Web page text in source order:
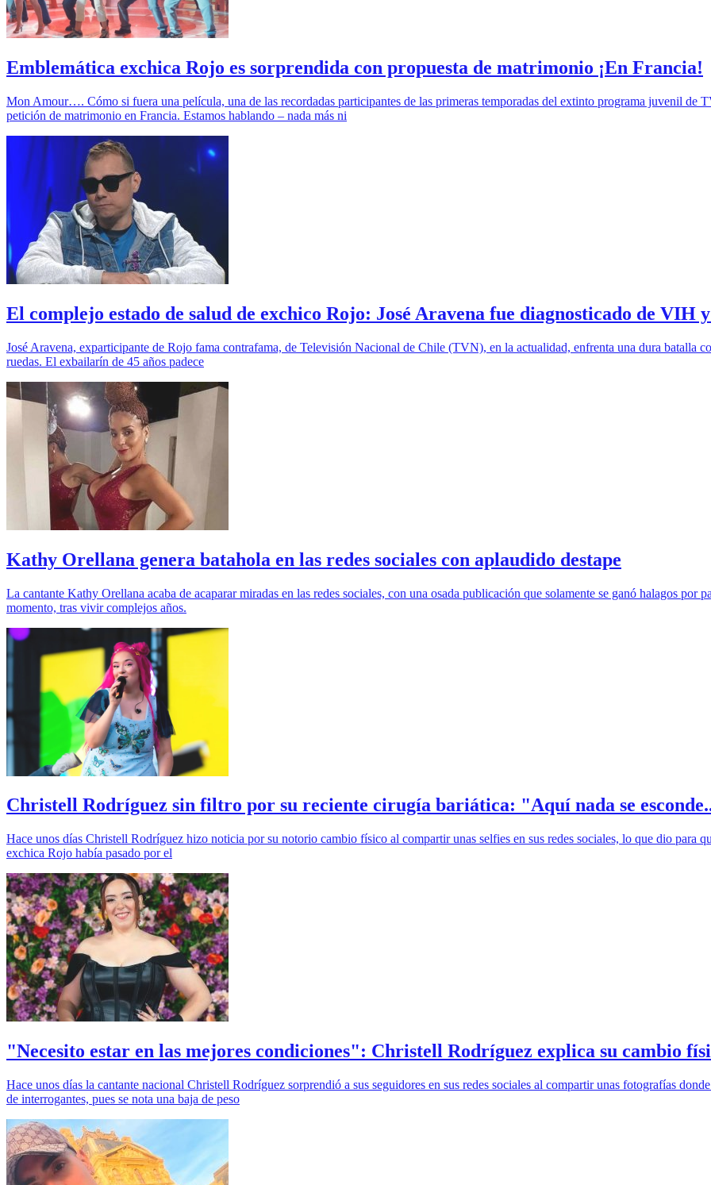
Emblemática exchica Rojo es sorprendida con propuesta de matrimonio ¡En Francia!
Mon Amour…. Cómo si fuera una película, una de las recordadas participantes de las primeras temporadas del extinto programa juvenil de
petición de matrimonio en Francia. Estamos hablando – nada más ni
El complejo estado de salud de exchico Rojo: José Aravena fue diagnosticado de VIH
José Aravena, exparticipante de Rojo fama contrafama, de Televisión Nacional de Chile (TVN), en la actualidad, enfrenta una dura batalla
ruedas. El exbailarín de 45 años padece
Kathy Orellana genera batahola en las redes sociales con aplaudido destape
La cantante Kathy Orellana acaba de acaparar miradas en las redes sociales, con una osada publicación que solamente se ganó halagos por
momento, tras vivir complejos años.
Christell Rodríguez sin filtro por su reciente cirugía bariática: "Aquí nada se
Hace unos días Christell Rodríguez hizo noticia por su notorio cambio físico al compartir unas selfies en sus redes sociales, lo que dio para
exchica Rojo había pasado por el
"Necesito estar en las mejores condiciones": Christell Rodríguez explica su cambio
Hace unos días la cantante nacional Christell Rodríguez sorprendió a sus seguidores en sus redes sociales al compartir unas fotografías
de interrogantes, pues se nota una baja de peso